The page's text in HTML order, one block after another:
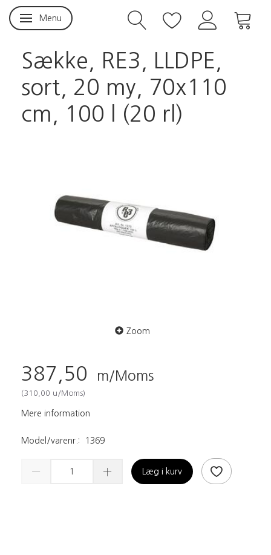
Skifte navigation
Menu
Sække, RE3, LLDPE,
sort, 20 my, 70x110
cm, 100 l (20 rl)
Zoom
387,50 m/Moms
(310,00 u/Moms)
Mere information
Model/varenr.: 1369
Læg i kurv